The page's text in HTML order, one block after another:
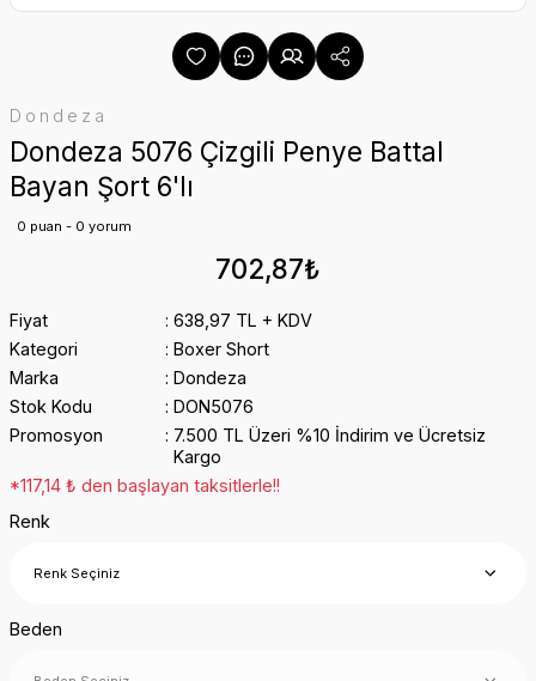
Dondeza
Dondeza 5076 Çizgili Penye Battal
Bayan Şort 6'lı
0 puan - 0 yorum
702,87₺
Fiyat
638,97 TL + KDV
Kategori
Boxer Short
Marka
Dondeza
Stok Kodu
DON5076
Promosyon
7.500 TL Üzeri %10 İndirim ve Ücretsiz
Kargo
*117,14 ₺ den başlayan taksitlerle!!
Renk
Beden